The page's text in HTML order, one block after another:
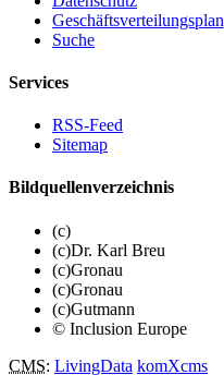
Geschäftsverteilungsplan
Suche
Services
RSS-Feed
Sitemap
Bildquellenverzeichnis
(c)
(c)Dr. Karl Breu
(c)Gronau
(c)Gronau
(c)Gutmann
© Inclusion Europe
CMS: LivingData komXcms